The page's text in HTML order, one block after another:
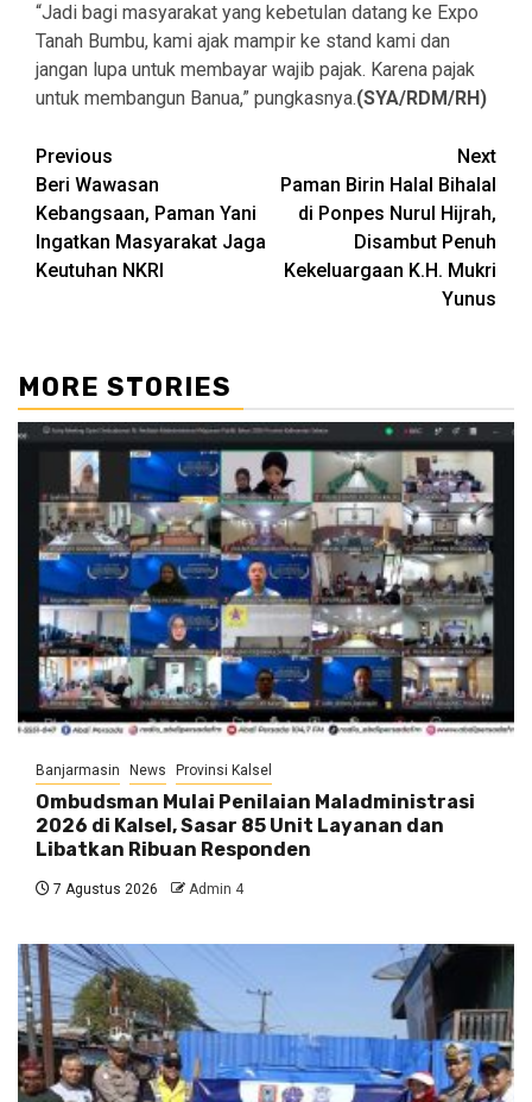
“Jadi bagi masyarakat yang kebetulan datang ke Expo
Tanah Bumbu, kami ajak mampir ke stand kami dan
jangan lupa untuk membayar wajib pajak. Karena pajak
untuk membangun Banua,” pungkasnya.(SYA/RDM/RH)
Continue
Reading
Previous
Beri Wawasan
Kebangsaan, Paman Yani
Ingatkan Masyarakat Jaga
Keutuhan NKRI
Next
Paman Birin Halal Bihalal
di Ponpes Nurul Hijrah,
Disambut Penuh
Kekeluargaan K.H. Mukri
Yunus
MORE STORIES
Banjarmasin News Provinsi Kalsel
Ombudsman Mulai Penilaian Maladministrasi
2026 di Kalsel, Sasar 85 Unit Layanan dan
Libatkan Ribuan Responden
7 Agustus 2026 Admin 4